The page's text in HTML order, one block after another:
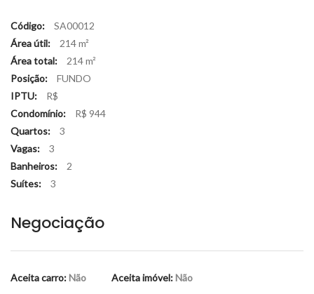
Código:
SA00012
Área útil:
214 m²
Área total:
214 m²
Posição:
FUNDO
IPTU:
R$
Condomínio:
R$ 944
Quartos:
3
Vagas:
3
Banheiros:
2
Suítes:
3
Negociação
Aceita carro:Não Aceita imóvel:Não